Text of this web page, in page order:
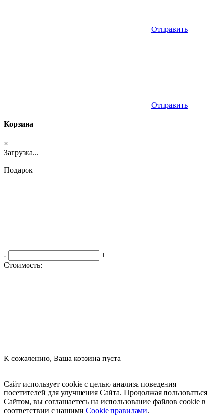
Отправить
Отправить
Корзина
×
Загрузка...
Подарок
-
+
Стоимость:
К сожалению, Ваша корзина пуста
Сайт использует cookie с целью анализа поведения
посетителей для улучшения Сайта. Продолжая пользоваться
Сайтом, вы соглашаетесь на использование файлов cookie в
соответствии с нашими Cookiе правилами.